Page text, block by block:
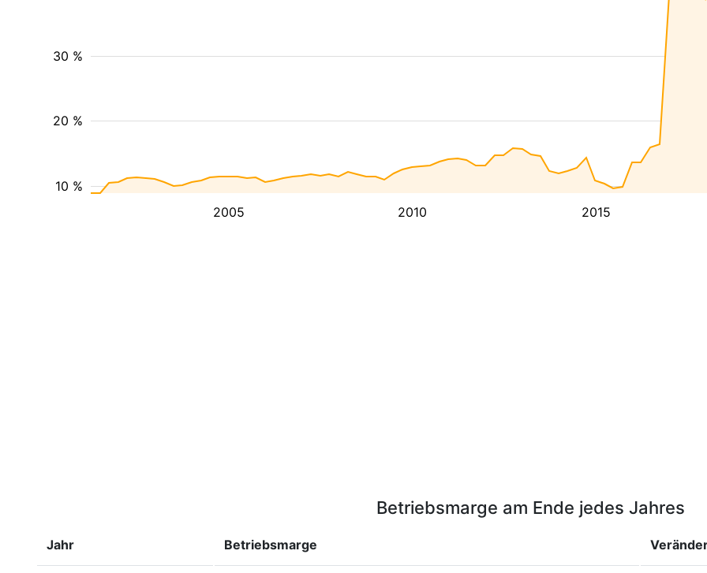
2005 2010 2015
10 %
20 %
30 %
Betriebsmarge am Ende jedes Jahres
Jahr Betriebsmarge